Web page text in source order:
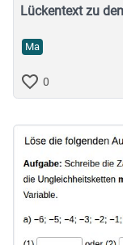
Lückentext zu
Ma
0